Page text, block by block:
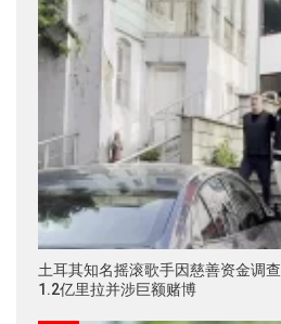
土耳其知名摇滚歌手因慈善资金调
1.2亿里拉并涉巨额赌博